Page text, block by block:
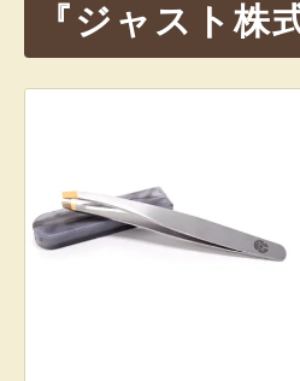
『ジャスト株